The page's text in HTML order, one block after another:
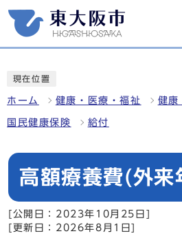
現在位置
ホーム 健康・医療・福祉 健康
国民健康保険 給付
高額療養費(外来
[公開日：2023年10月25日]
[更新日：2026年8月1日]